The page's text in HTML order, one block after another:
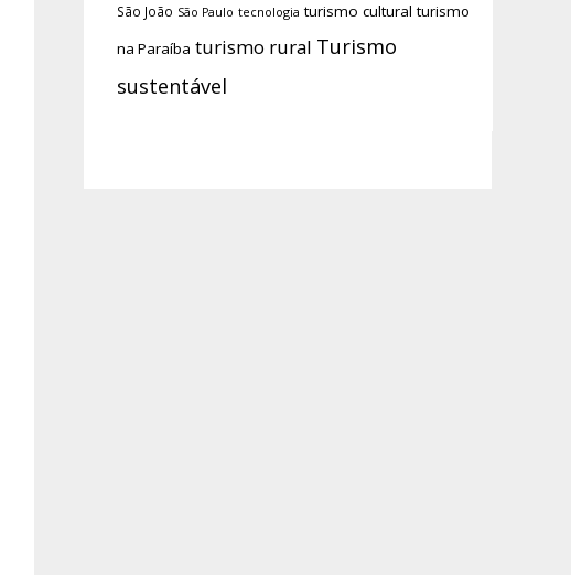
São João São Paulo tecnologia turismo cultural turismo
na Paraíba turismo rural Turismo
sustentável